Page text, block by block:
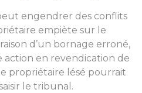
engendrer des conflits
empiète sur le
d’un bornage erroné,
en revendication de
propriétaire lésé pourrait
le tribunal.